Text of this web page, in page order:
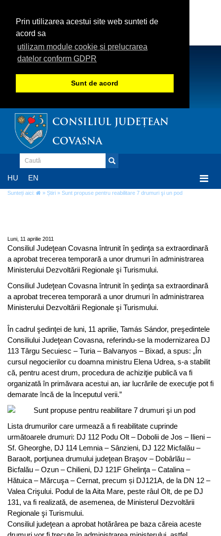
Prin utilizarea acestui site web sunteti de
acord sa
utilizam module cookie si prelucrarea
datelor conform GDPR
Sunt de acord
CONSILIUL JUDEȚEAN
COVASNA
HU EN
Sunteți aici: » Știri » Sunt propuse pentru reabilitare 7 drumuri şi un pod
Luni, 11 aprilie 2011
Consiliul Judeţean Covasna întrunit în şedinţa sa extraordinară
a aprobat trecerea temporară a unor drumuri în administrarea
Ministerului Dezvoltării Regionale şi Turismului.
Consiliul Judeţean Covasna întrunit în şedinţa sa extraordinară
a aprobat trecerea temporară a unor drumuri în administrarea
Ministerului Dezvoltării Regionale şi Turismului.
În cadrul şedinţei de luni, 11 aprilie, Tamás Sándor, preşedintele
Consiliului Judeţean Covasna, referindu-se la modernizarea DJ
113 Târgu Secuiesc – Turia – Balvanyos – Bixad, a spus: „În
cursul negocierilor cu doamna ministru Elena Udrea, s-a stabilit
că, pentru acest drum, procedura de achiziţie publică va fi
organizată în primăvara acestui an, iar lucrările de execuţie pot fi
demarate încă de la începutul verii.”
Lista drumurilor care urmează a fi reabilitate cuprinde
următoarele drumuri: DJ 112 Podu Olt – Dobolii de Jos – Ilieni –
Sf. Gheorghe, DJ 114 Lemnia – Sânzieni, DJ 122 Micfalău –
Baraolt, porţiunea drumului judeţean Braşov – Dobârlău –
Bicfalău – Ozun – Chilieni, DJ 121F Ghelinţa – Catalina –
Hătuica – Mărcuşa – Cernat, precum și DJ121A, de la DN 12 –
Valea Crişului. Podul de la Aita Mare, peste râul Olt, de pe DJ
131, va fi realizată, de asemenea, de Ministerul Dezvoltării
Regionale şi Turismului.
Consiliul judeţean a aprobat hotărârea pe baza căreia aceste